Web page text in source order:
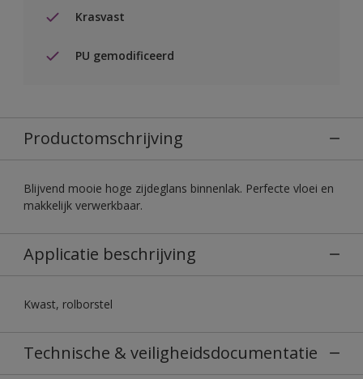
Krasvast
PU gemodificeerd
Productomschrijving
Blijvend mooie hoge zijdeglans binnenlak. Perfecte vloei en
makkelijk verwerkbaar.
Applicatie beschrijving
Kwast, rolborstel
Technische & veiligheidsdocumentatie